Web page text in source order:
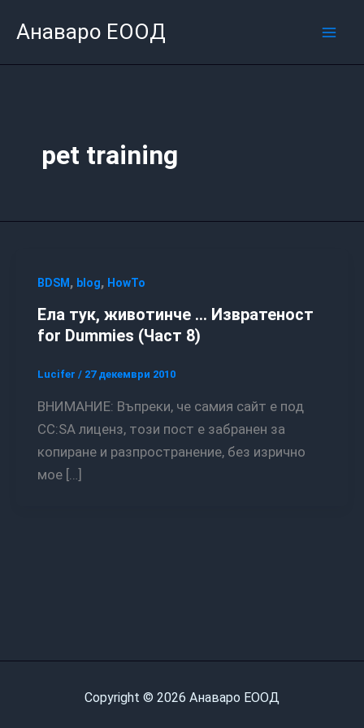
Анаваро ЕООД
pet training
BDSM, blog, HowTo
Ела тук, животинче … Извратеност
for Dummies (Част 8)
Lucifer / 27 декември 2010
ВНИМАНИЕ: Въпреки, че самия сайт е под
CC:SA лиценз, този пост е забранен за
копиране и разпространение, без изрично
мое […]
Copyright © 2026 Анаваро ЕООД